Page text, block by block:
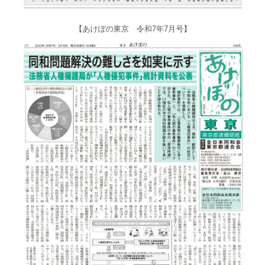
【あけぼの東京 令和7年7月号】